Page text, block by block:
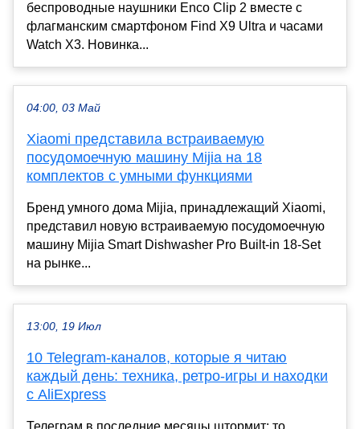
беспроводные наушники Enco Clip 2 вместе с
флагманским смартфоном Find X9 Ultra и часами
Watch X3. Новинка...
04:00, 03 Май
Xiaomi представила встраиваемую
посудомоечную машину Mijia на 18
комплектов с умными функциями
Бренд умного дома Mijia, принадлежащий Xiaomi,
представил новую встраиваемую посудомоечную
машину Mijia Smart Dishwasher Pro Built-in 18-Set
на рынке...
13:00, 19 Июл
10 Telegram-каналов, которые я читаю
каждый день: техника, ретро-игры и находки
с AliExpress